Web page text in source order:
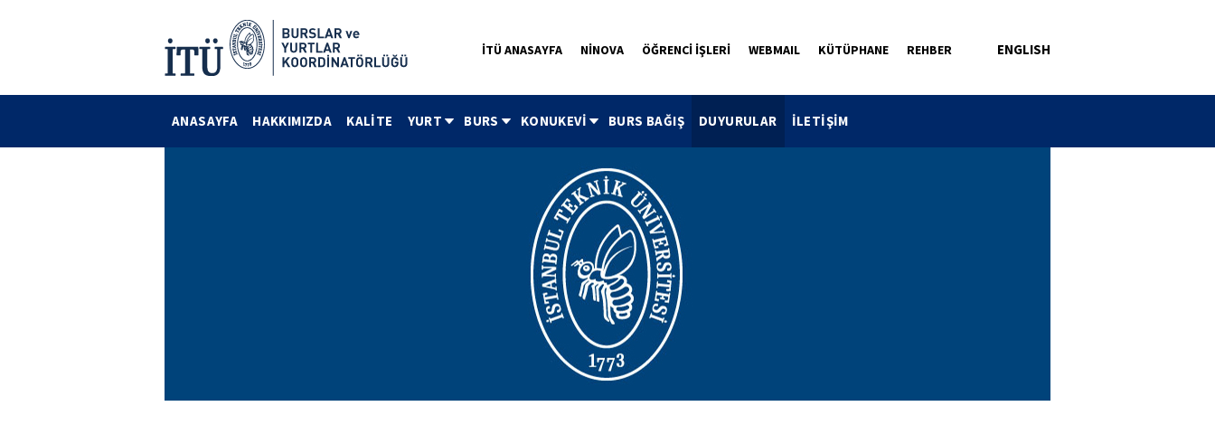
ENGLISH
İTÜ ANASAYFA NİNOVA ÖĞRENCİ İŞLERİ WEBMAIL KÜTÜPHANE REHBER
ANASAYFA HAKKIMIZDA KALİTE YURT BURS KONUKEVİ BURS BAĞIŞ DUYURULAR İLETİŞİM